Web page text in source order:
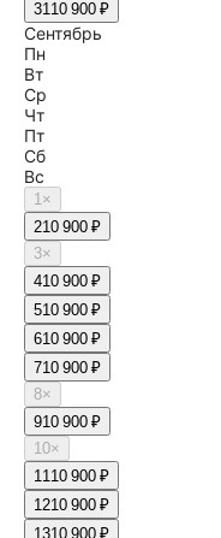
3110 900 ₽
Сентябрь
Пн
Вт
Ср
Чт
Пт
Сб
Вс
1×
210 900 ₽
3×
410 900 ₽
510 900 ₽
610 900 ₽
710 900 ₽
8×
910 900 ₽
10×
1110 900 ₽
1210 900 ₽
1310 900 ₽